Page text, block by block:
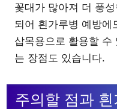
꽃대가 많아져 더 풍
되어 흰가루병 예방에
삽목용으로 활용할 수
는 장점도 있습니다.
주의할 점과